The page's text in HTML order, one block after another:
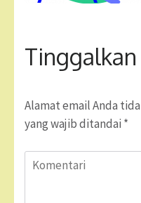
Alamat email Anda
yang wajib ditandai *
Komentari